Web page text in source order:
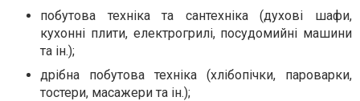
побутова техніка та сантехніка (духові шафи,
кухонні плити, електрогрилі, посудомийні машини
та ін.);
дрібна побутова техніка (хлібопічки, пароварки,
тостери, масажери та ін.);